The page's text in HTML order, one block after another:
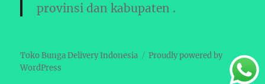
provinsi dan kabupaten .
Toko Bunga Delivery Indonesia
Proudly powered by
WordPress